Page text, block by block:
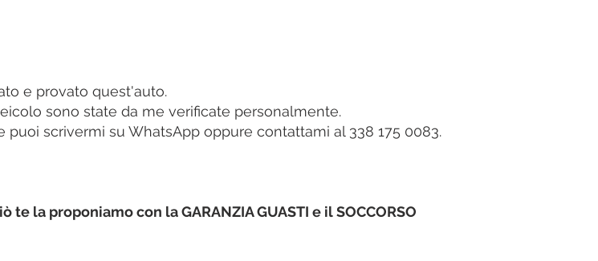
e provato quest'auto.
sono state da me verificate personalmente.
scrivermi su WhatsApp oppure contattami al 338 175 0083.
la proponiamo con la GARANZIA GUASTI e il SOCCORSO